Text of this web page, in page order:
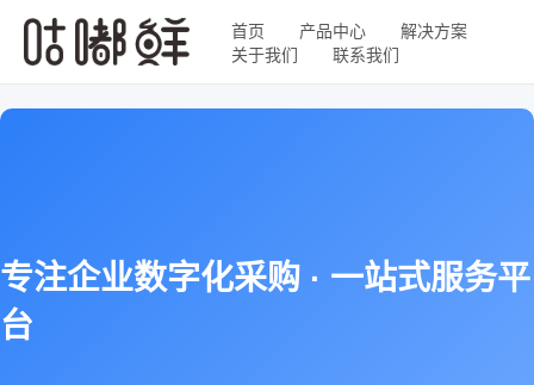
首页 产品中心
解决方案
关于我们
联系我们
专注企业数字化采购 · 一站式服务平
台